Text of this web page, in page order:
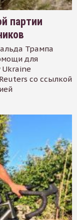
партии
Трампа
для
Ukraine
со ссылкой